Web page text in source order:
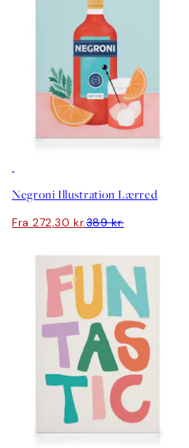
Negroni Illustration Lærred
Fra 272,30 kr.389 kr.